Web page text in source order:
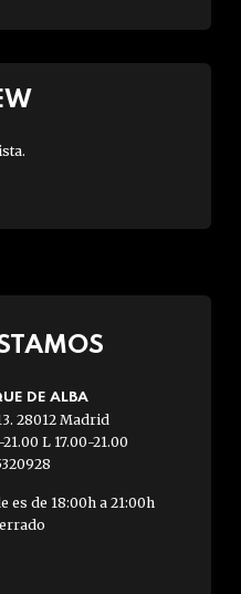
DE ALBA
28012 Madrid
L 17.00-21.00
es de 18:00h a 21:00h